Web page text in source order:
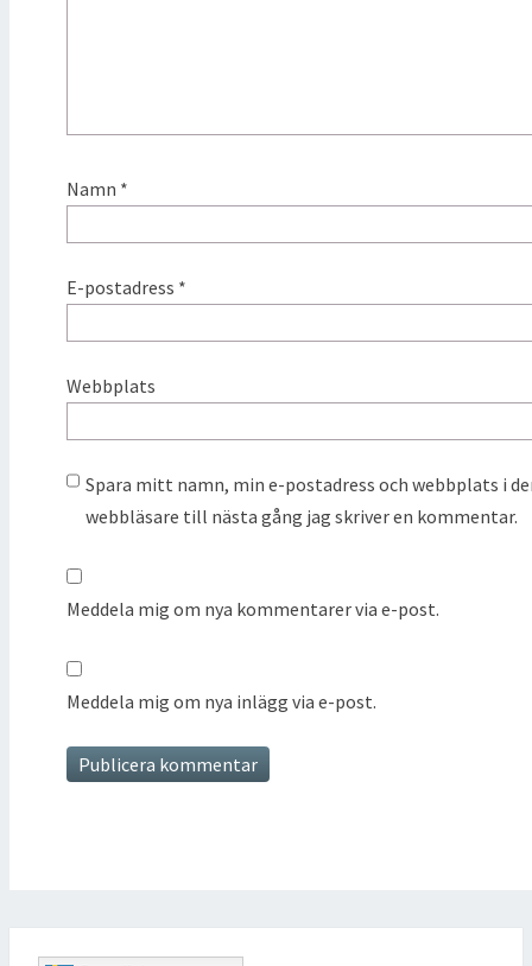
Namn *
E-postadress *
Webbplats
Spara mitt namn, min e-postadress och webbplats i
webbläsare till nästa gång jag skriver en kommentar.
Meddela mig om nya kommentarer via e-post.
Meddela mig om nya inlägg via e-post.